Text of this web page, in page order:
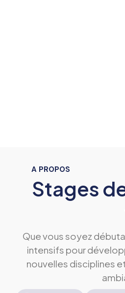
A PROPOS
Stages
Que vous soyez
intensifs pour
nouvelles disciplines